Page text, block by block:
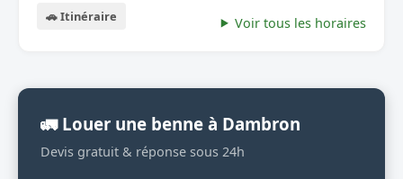
🚗 Itinéraire Voir tous les horaires
🚛 Louer une benne à Dambron
Devis gratuit & réponse sous 24h